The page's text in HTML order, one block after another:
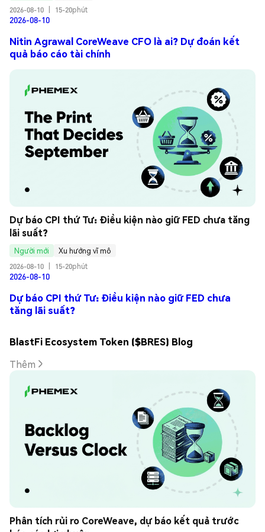
2026-08-10
15-20phút
2026-08-10
Nitin Agrawal CoreWeave CFO là ai? Dự đoán kết
quả báo cáo tài chính
Dự báo CPI thứ Tư: Điều kiện nào giữ FED chưa tăng
lãi suất?
Người mới
Xu hướng vĩ mô
2026-08-10
15-20phút
2026-08-10
Dự báo CPI thứ Tư: Điều kiện nào giữ FED chưa
tăng lãi suất?
BlastFi Ecosystem Token ($BRES) Blog
Thêm
Phân tích rủi ro CoreWeave, dự báo kết quả trước